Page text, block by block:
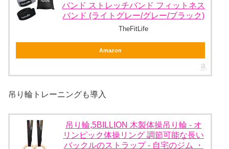
バンド ストレッチバンド フィットネス
バンド (ライトグレー/グレー/ブラック)
TheFitLife
Amazon
吊り輪トレーニングも導入
吊り輪,5BILLION 木製体操吊り輪 - オ
リンピック体操リング 調節可能な長い
バックルのストラップ - 自宅のジム ・